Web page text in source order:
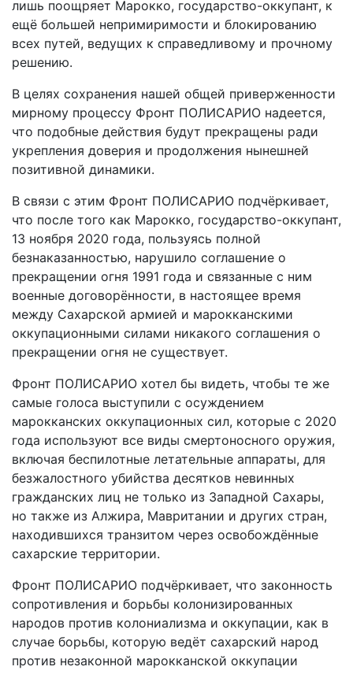
лишь поощряет Марокко, государство-оккупант, к
ещё большей непримиримости и блокированию
всех путей, ведущих к справедливому и прочному
решению.
В целях сохранения нашей общей приверженности
мирному процессу Фронт ПОЛИСАРИО надеется,
что подобные действия будут прекращены ради
укрепления доверия и продолжения нынешней
позитивной динамики.
В связи с этим Фронт ПОЛИСАРИО подчёркивает,
что после того как Марокко, государство-оккупант,
13 ноября 2020 года, пользуясь полной
безнаказанностью, нарушило соглашение о
прекращении огня 1991 года и связанные с ним
военные договорённости, в настоящее время
между Сахарской армией и марокканскими
оккупационными силами никакого соглашения о
прекращении огня не существует.
Фронт ПОЛИСАРИО хотел бы видеть, чтобы те же
самые голоса выступили с осуждением
марокканских оккупационных сил, которые с 2020
года используют все виды смертоносного оружия,
включая беспилотные летательные аппараты, для
безжалостного убийства десятков невинных
гражданских лиц не только из Западной Сахары,
но также из Алжира, Мавритании и других стран,
находившихся транзитом через освобождённые
сахарские территории.
Фронт ПОЛИСАРИО подчёркивает, что законность
сопротивления и борьбы колонизированных
народов против колониализма и оккупации, как в
случае борьбы, которую ведёт сахарский народ
против незаконной марокканской оккупации